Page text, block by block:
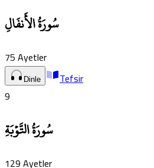
سُورَةُ الأَنفَالِ
75Ayetler
Dinle
Tefsir
9
سُورَةُ التَّوۡبَةِ
129Ayetler